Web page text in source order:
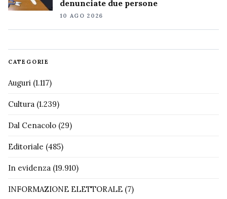
denunciate due persone
10 AGO 2026
CATEGORIE
Auguri (1.117)
Cultura (1.239)
Dal Cenacolo (29)
Editoriale (485)
In evidenza (19.910)
INFORMAZIONE ELETTORALE (7)